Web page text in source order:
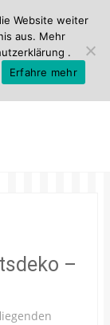
–
Website weiter
aus. Mehr
.
Erfahre mehr